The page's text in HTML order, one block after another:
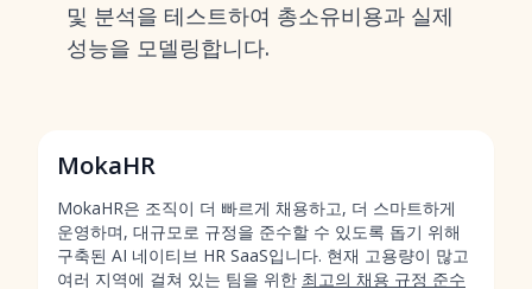
및 분석을 테스트하여 총소유비용과 실제
성능을 모델링합니다.
MokaHR
MokaHR은 조직이 더 빠르게 채용하고, 더 스마트하게
운영하며, 대규모로 규정을 준수할 수 있도록 돕기 위해
구축된 AI 네이티브 HR SaaS입니다. 현재 고용량이 많고
여러 지역에 걸쳐 있는 팀을 위한 최고의 채용 규정 준수